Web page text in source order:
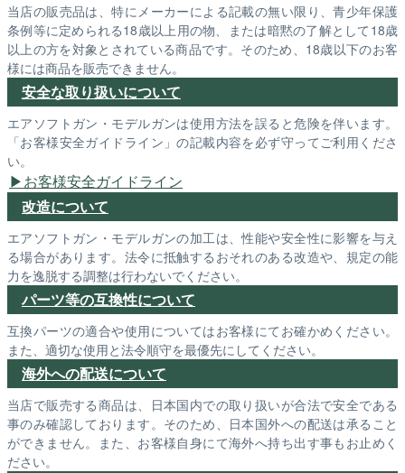
当店の販売品は、特にメーカーによる記載の無い限り、青少年保護
条例等に定められる18歳以上用の物、または暗黙の了解として18歳
以上の方を対象とされている商品です。そのため、18歳以下のお客
様には商品を販売できません。
安全な取り扱いについて
エアソフトガン・モデルガンは使用方法を誤ると危険を伴います。
「お客様安全ガイドライン」の記載内容を必ず守ってご利用くださ
い。
お客様安全ガイドライン
改造について
エアソフトガン・モデルガンの加工は、性能や安全性に影響を与え
る場合があります。法令に抵触するおそれのある改造や、規定の能
力を逸脱する調整は行わないでください。
パーツ等の互換性について
互換パーツの適合や使用についてはお客様にてお確かめください。
また、適切な使用と法令順守を最優先にしてください。
海外への配送について
当店で販売する商品は、日本国内での取り扱いが合法で安全である
事のみ確認しております。そのため、日本国外への配送は承ること
ができません。また、お客様自身にて海外へ持ち出す事もお止めく
ださい。